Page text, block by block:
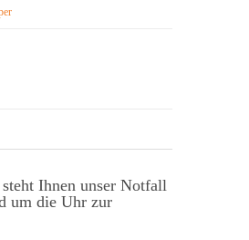
Ihnen unser Notfall
um die Uhr zur